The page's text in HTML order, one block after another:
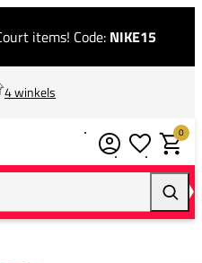
items! Code: NIKE15
4 winkels
0